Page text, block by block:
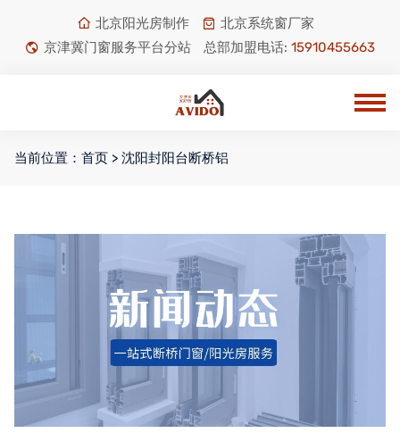
北京阳光房制作
北京系统窗厂家
京津冀门窗服务平台分站
总部加盟电话: 15910455663
当前位置： 首页 > 沈阳封阳台断桥铝